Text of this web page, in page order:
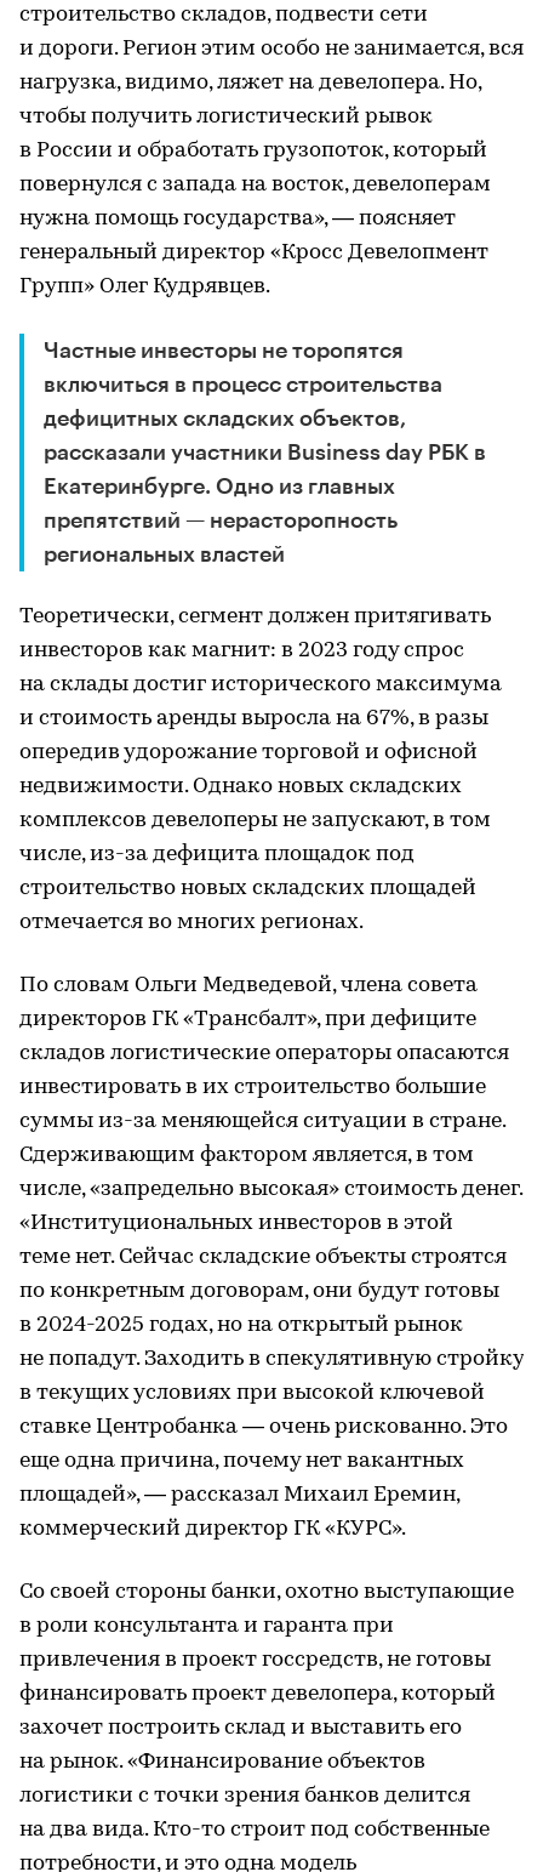
строительство складов, подвести сети
и дороги. Регион этим особо не занимается, вся
нагрузка, видимо, ляжет на девелопера. Но,
чтобы получить логистический рывок
в России и обработать грузопоток, который
повернулся с запада на восток, девелоперам
нужна помощь государства», — поясняет
генеральный директор «Кросс Девелопмент
Групп» Олег Кудрявцев.
Частные инвесторы не торопятся
включиться в процесс строительства
дефицитных складских объектов,
рассказали участники Business day РБК в
Екатеринбурге. Одно из главных
препятствий — нерасторопность
региональных властей
Теоретически, сегмент должен притягивать
инвесторов как магнит: в 2023 году спрос
на склады достиг исторического максимума
и стоимость аренды выросла на 67%, в разы
опередив удорожание торговой и офисной
недвижимости. Однако новых складских
комплексов девелоперы не запускают, в том
числе, из-за дефицита площадок под
строительство новых складских площадей
отмечается во многих регионах.
По словам Ольги Медведевой, члена совета
директоров ГК «Трансбалт», при дефиците
складов логистические операторы опасаются
инвестировать в их строительство большие
суммы из-за меняющейся ситуации в стране.
Сдерживающим фактором является, в том
числе, «запредельно высокая» стоимость денег.
«Институциональных инвесторов в этой
теме нет. Сейчас складские объекты строятся
по конкретным договорам, они будут готовы
в 2024-2025 годах, но на открытый рынок
не попадут. Заходить в спекулятивную стройку
в текущих условиях при высокой ключевой
ставке Центробанка — очень рискованно. Это
еще одна причина, почему нет вакантных
площадей», — рассказал Михаил Еремин,
коммерческий директор ГК «КУРС».
Со своей стороны банки, охотно выступающие
в роли консультанта и гаранта при
привлечения в проект госсредств, не готовы
финансировать проект девелопера, который
захочет построить склад и выставить его
на рынок. «Финансирование объектов
логистики с точки зрения банков делится
на два вида. Кто-то строит под собственные
потребности, и это одна модель